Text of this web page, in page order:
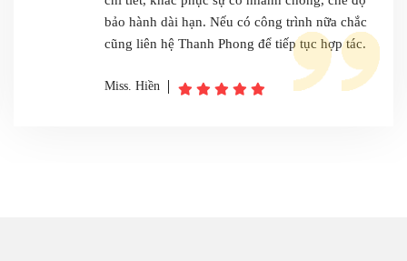
bảo hành dài hạn. Nếu có công trình nữa chắc
cũng liên hệ Thanh Phong để tiếp tục hợp tác.
Miss. Hiền